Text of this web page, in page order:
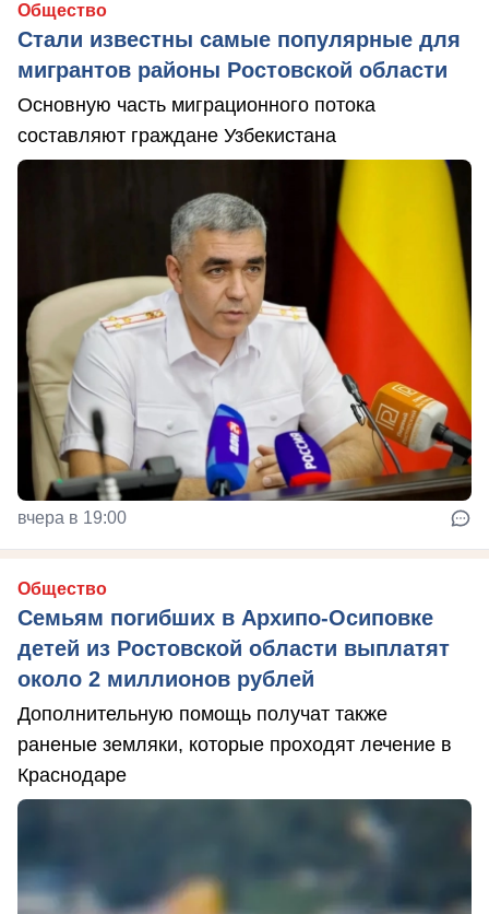
Общество
Стали известны самые популярные для
мигрантов районы Ростовской области
Основную часть миграционного потока
составляют граждане Узбекистана
вчера в 19:00
Общество
Семьям погибших в Архипо-Осиповке
детей из Ростовской области выплатят
около 2 миллионов рублей
Дополнительную помощь получат также
раненые земляки, которые проходят лечение в
Краснодаре